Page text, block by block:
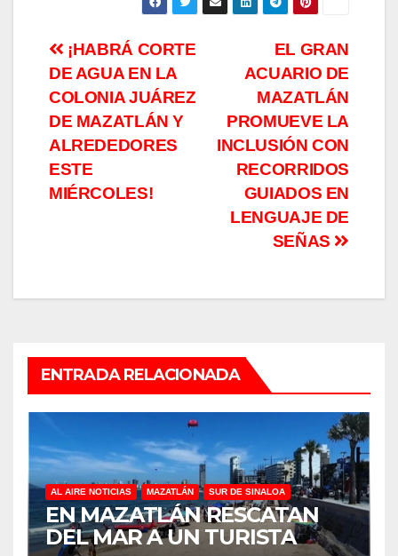
Navegación
de
entradas
EL GRAN
ACUARIO DE
MAZATLÁN
PROMUEVE LA
INCLUSIÓN CON
RECORRIDOS
GUIADOS EN
LENGUAJE DE
SEÑAS
¡HABRÁ CORTE
DE AGUA EN LA
COLONIA JUÁREZ
DE MAZATLÁN Y
ALREDEDORES
ESTE
MIÉRCOLES!
ENTRADA RELACIONADA
AL AIRE NOTICIAS MAZATLÁN SUR DE SINALOA
EN MAZATLÁN RESCATAN
DEL MAR A UN TURISTA